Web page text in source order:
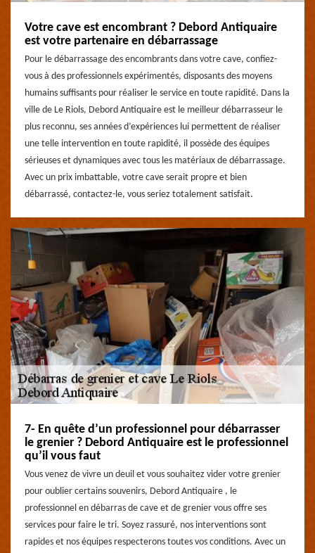
Votre cave est encombrant ? Debord Antiquaire
est votre partenaire en débarrassage
Pour le débarrassage des encombrants dans votre cave, confiez-
vous à des professionnels expérimentés, disposants des moyens
humains suffisants pour réaliser le service en toute rapidité. Dans la
ville de Le Riols, Debord Antiquaire est le meilleur débarrasseur le
plus reconnu, ses années d’expériences lui permettent de réaliser
une telle intervention en toute rapidité, il possède des équipes
sérieuses et dynamiques avec tous les matériaux de débarrassage.
Avec un prix imbattable, votre cave serait propre et bien
débarrassé, contactez-le, vous seriez totalement satisfait.
7- En quête d’un professionnel pour débarrasser
le grenier ? Debord Antiquaire est le professionnel
qu’il vous faut
Vous venez de vivre un deuil et vous souhaitez vider votre grenier
pour oublier certains souvenirs, Debord Antiquaire , le
professionnel en débarras de cave et de grenier vous offre ses
services pour faire le tri. Soyez rassuré, nos interventions sont
rapides et nos équipes respecterons toutes vos conditions. Avec un